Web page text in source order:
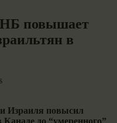
повышает
в
Израиля повысил
до “умеренного”